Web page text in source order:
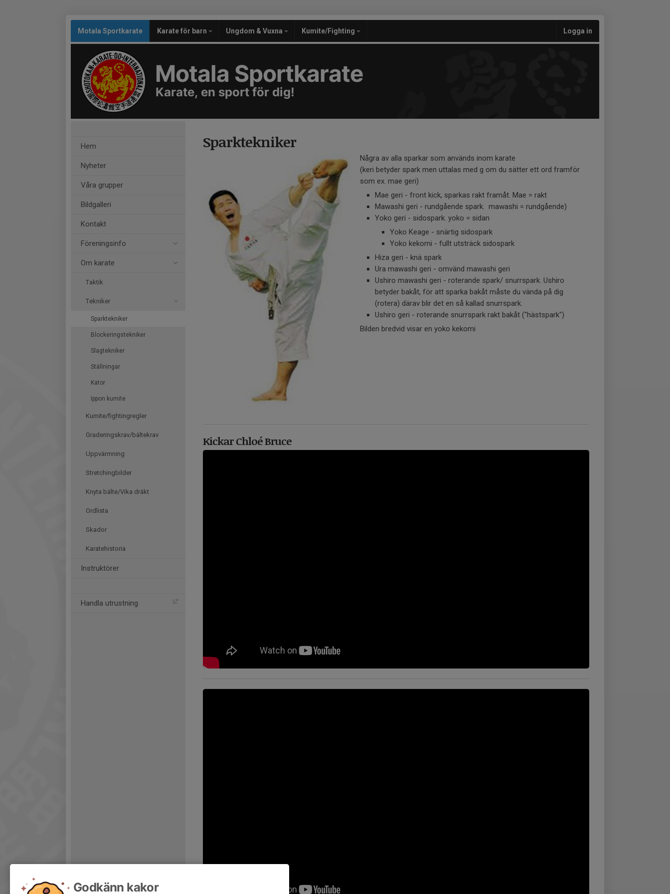
Motala Sportkarate Karate för barn Ungdom & Vuxna Kumite/Fighting Logga in
Motala Sportkarate
Karate, en sport för dig!
Hem
Nyheter
Våra grupper
Bildgalleri
Kontakt
Föreningsinfo
Om karate
Taktik
Tekniker
Sparktekniker
Blockeringstekniker
Slagtekniker
Ställningar
Kator
Ippon kumite
Kumite/fightingregler
Graderingskrav/bältekrav
Uppvärmning
Stretchingbilder
Knyta bälte/Vika dräkt
Ordlista
Skador
Karatehistoria
Instruktörer
Handla utrustning
Sparktekniker
Några av alla sparkar som används inom karate
(keri betyder spark men uttalas med g om du sätter ett ord framför
som ex. mae geri)
Mae geri - front kick, sparkas rakt framåt. Mae = rakt
Mawashi geri - rundgående spark. mawashi = rundgående)
Yoko geri - sidospark. yoko = sidan
Yoko Keage - snärtig sidospark
Yoko kekomi - fullt utsträck sidospark
Hiza geri - knä spark
Ura mawashi geri - omvänd mawashi geri
Ushiro mawashi geri - roterande spark/ snurrspark. Ushiro
betyder bakåt, för att sparka bakåt måste du vända på dig
(rotera) därav blir det en så kallad snurrspark.
Ushiro geri - roterande snurrspark rakt bakåt ("hästspark")
Bilden bredvid visar en yoko kekomi
Kickar Chloé Bruce
Godkänn kakor